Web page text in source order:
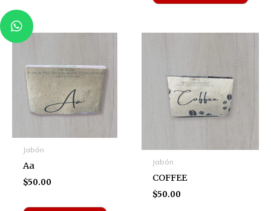
W
h
a
Jabón
Aa
$50.00
Jabón
COFFEE
$50.00